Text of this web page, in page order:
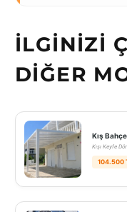
İLGINIZI
DIĞER
Kış
Kışı Keyfe
104.500